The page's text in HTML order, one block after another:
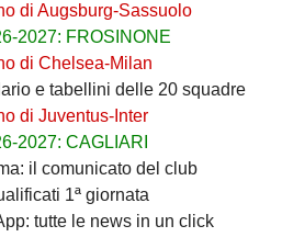
di Augsburg-Sassuolo
2027: FROSINONE
di Chelsea-Milan
e tabellini delle 20 squadre
di Juventus-Inter
2027: CAGLIARI
il comunicato del club
1ª giornata
tutte le news in un click